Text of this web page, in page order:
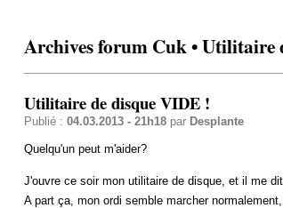
Archives forum Cuk • Utilitaire
Utilitaire de disque VIDE !
Publié : 04.03.2013 - 21h18par Desplante
Quelqu'un peut m'aider?
J'ouvre ce soir mon utilitaire de disque, et il me
A part ça, mon ordi semble marcher